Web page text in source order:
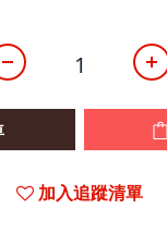
加入追蹤清單